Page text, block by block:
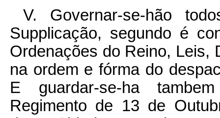
V. Governar-se-hão
Supplicação, segundo é
Ordenações do Reino, Leis,
na ordem e fórma do
E guardar-se-ha
Regimento de 13 de